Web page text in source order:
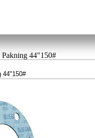
Pakning 44"150#
44"150#